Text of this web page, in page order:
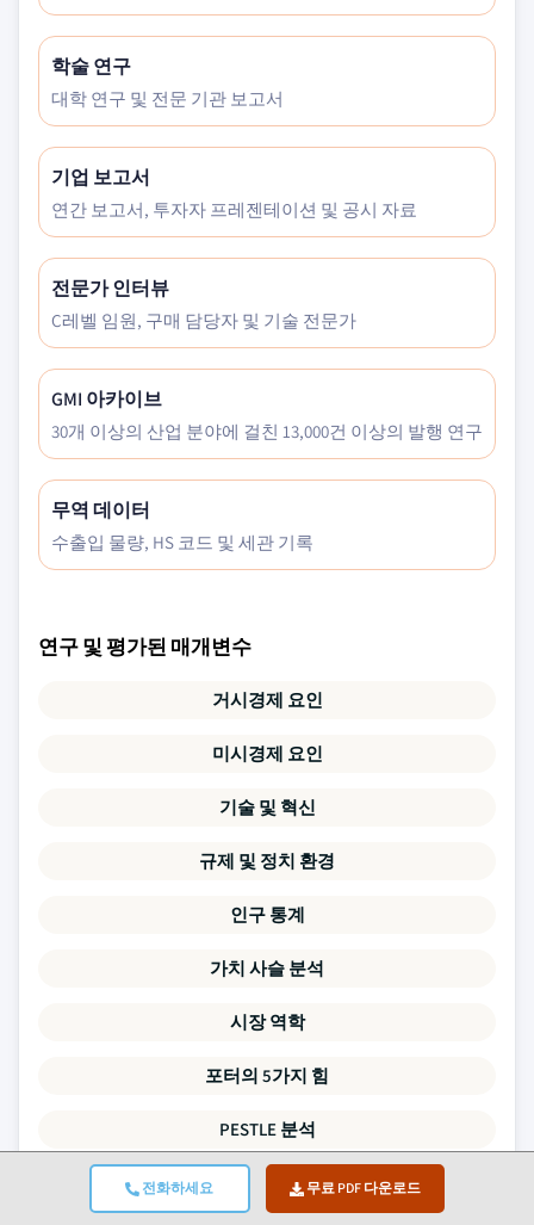
전화하세요 무료 PDF 다운로드
학술 연구
대학 연구 및 전문 기관 보고서
기업 보고서
연간 보고서, 투자자 프레젠테이션 및 공시 자료
전문가 인터뷰
C레벨 임원, 구매 담당자 및 기술 전문가
GMI 아카이브
30개 이상의 산업 분야에 걸친 13,000건 이상의 발행 연구
무역 데이터
수출입 물량, HS 코드 및 세관 기록
연구 및 평가된 매개변수
거시경제 요인
미시경제 요인
기술 및 혁신
규제 및 정치 환경
인구 통계
가치 사슬 분석
시장 역학
포터의 5가지 힘
PESTLE 분석
경쟁 벤치마킹